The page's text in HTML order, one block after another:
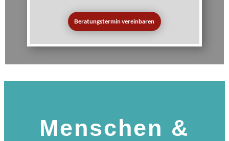
Beratungstermin vereinbaren
Menschen &